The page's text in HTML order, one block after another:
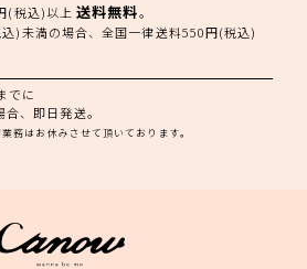
(税込)以上送料無料。
)未満の場合、全国一律送料550円(税込)
でに
、即日発送。
務はお休みさせて頂いております。